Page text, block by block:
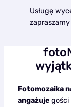
Usługę
Fotomozaika
angażuje